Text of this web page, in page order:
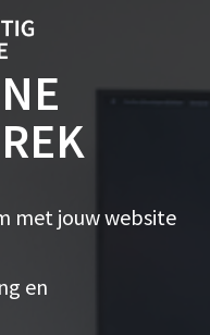
met jouw website
en